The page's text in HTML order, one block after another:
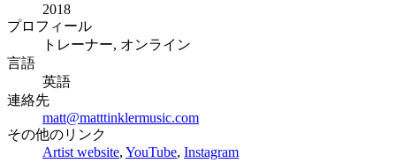
2018
プロフィール
トレーナー, オンライン
言語
英語
連絡先
matt@matttinklermusic.com
その他のリンク
Artist website, YouTube, Instagram